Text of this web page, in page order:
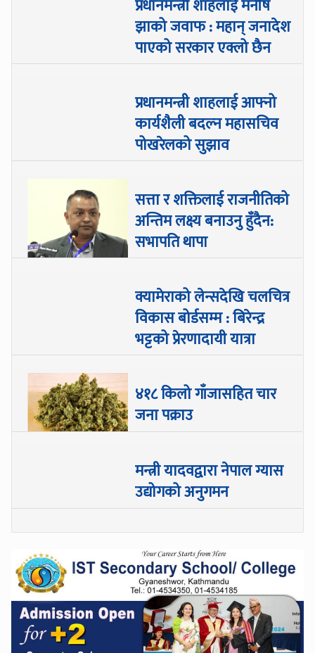
प्रधानमन्त्री शाहलाई मनीष
झाको जवाफ : महान् जनादेश
पाएको सरकार एक्लो छैन
प्रधानमन्त्री शाहलाई आफ्नो
कार्यशैली बदल्न महासचिव
पोखरेलको सुझाव
सत्ता र शक्तिलाई राजनीतिको
अन्तिम लक्ष्य बनाउनु हुँदैन:
सभापति थापा
क्यामेराको लेन्सदेखि चलचित्र
विकास बोर्डसम्म : बिरेन्द्र
भट्टको प्रेरणादायी यात्रा
४१८ किलो गाँजासहित चार
जना पक्राउ
मन्त्री यादवद्वारा नेपाल ग्यास
उद्योगको अनुगमन